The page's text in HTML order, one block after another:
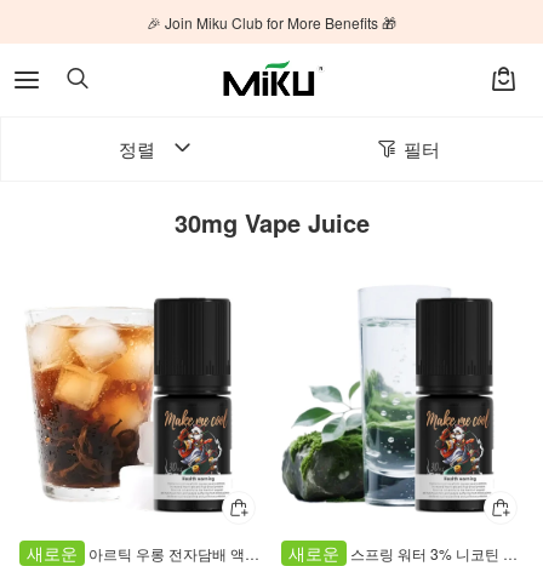
🎉 Join Miku Club for More Benefits 🎁
정렬 필터
30mg Vape Juice
새로운 아르틱 우롱 전자담배 액상 3% 니코틴 염 30ml 새로운 스프링 워터 3% 니코틴 액상 30ml